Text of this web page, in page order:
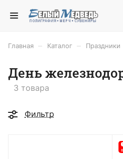
Главная Каталог Праздники
День
3 товара
Фильтр